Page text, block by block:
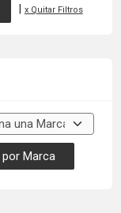
| x Quitar Filtros